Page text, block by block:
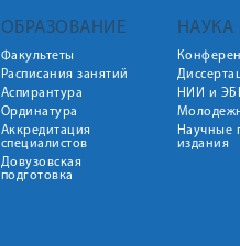
ОБРАЗОВАНИЕ
Факультеты
Расписания занятий
Аспирантура
Ординатура
Аккредитация
специалистов
Довузовская
подготовка
НАУКА
НИИ и
Научные
издания